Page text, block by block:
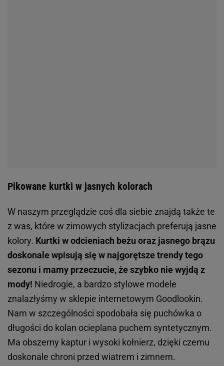
Pikowane kurtki w jasnych kolorach
W naszym przeglądzie coś dla siebie znajdą także te
z was, które w zimowych stylizacjach preferują jasne
kolory. Kurtki w odcieniach beżu oraz jasnego brązu
doskonale wpisują się w najgorętsze trendy tego
sezonu i mamy przeczucie, że szybko nie wyjdą z
mody! Niedrogie, a bardzo stylowe modele
znalazłyśmy w sklepie internetowym Goodlookin.
Nam w szczególności spodobała się puchówka o
długości do kolan ocieplana puchem syntetycznym.
Ma obszerny kaptur i wysoki kołnierz, dzięki czemu
doskonale chroni przed wiatrem i zimnem.